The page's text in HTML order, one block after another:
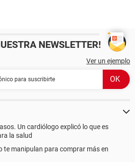
NEWSLETTER!
Ver un ejemplo
Un cardiólogo explicó lo que es
la salud
te manipulan para comprar más en